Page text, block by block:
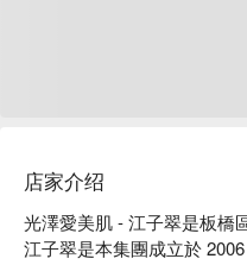
店家介绍
光澤愛美肌 - 江子翠是板橋
江子翠是本集團成立於